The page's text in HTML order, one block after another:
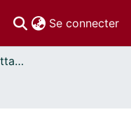
Se connecter
Thèses uOttawa // uOttawa Theses